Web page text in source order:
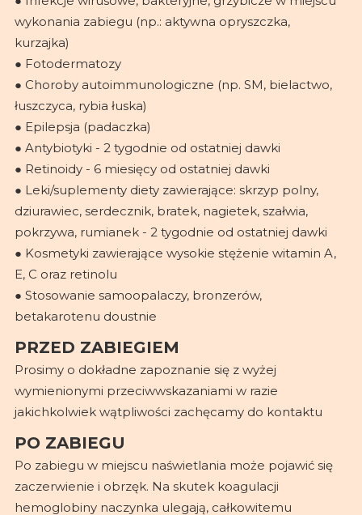
wykonania zabiegu (np.: aktywna opryszczka,
kurzajka)
● Fotodermatozy
● Choroby autoimmunologiczne (np. SM, bielactwo,
łuszczyca, rybia łuska)
● Epilepsja (padaczka)
● Antybiotyki - 2 tygodnie od ostatniej dawki
● Retinoidy - 6 miesięcy od ostatniej dawki
● Leki/suplementy diety zawierające: skrzyp polny,
dziurawiec, serdecznik, bratek, nagietek, szałwia,
pokrzywa, rumianek - 2 tygodnie od ostatniej dawki
● Kosmetyki zawierające wysokie stężenie witamin A,
E, C oraz retinolu
● Stosowanie samoopalaczy, bronzerów,
betakarotenu doustnie
PRZED ZABIEGIEM
Prosimy o dokładne zapoznanie się z wyżej
wymienionymi przeciwwskazaniami w razie
jakichkolwiek wątpliwości zachęcamy do kontaktu
PO ZABIEGU
Po zabiegu w miejscu naświetlania może pojawić się
zaczerwienie i obrzęk. Na skutek koagulacji
hemoglobiny naczynka ulegają, całkowitemu